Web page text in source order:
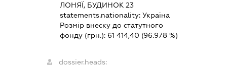
ЛОНЯЇ, БУДИНОК 23
statements.nationality: Україна
Розмір внеску до статутного
фонду (грн.): 61 414,40 (96.978 %)
dossier.heads: